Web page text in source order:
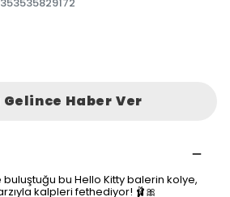
Haber Ver
bu Hello Kitty balerin kolye,
kalpleri fethediyor! 🩰🎀